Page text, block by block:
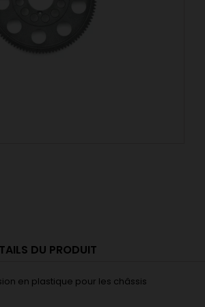
DU PRODUIT
en plastique pour les châssis